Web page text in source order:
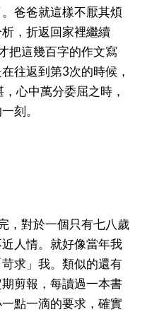
爸爸就這樣不厭其煩
，折返回家裡繼續
把這幾百字的作文寫
往返到第3次的時候，
心中萬分委屈之時，
刻。
，對於一個只有七八歲
人情。就好像當年我
求」我。類似的還有
剪報，每讀過一本書
點一滴的要求，確實